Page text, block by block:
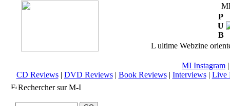
P
U
B
L ultime Webzine
MI Instagram
CD Reviews| DVD Reviews| Book Reviews| Interviews| Live
Rechercher sur M-I